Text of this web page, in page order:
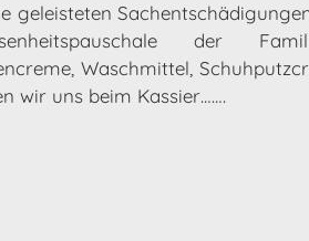
geleisteten
der
Waschmittel,
wir uns beim Kassier…….